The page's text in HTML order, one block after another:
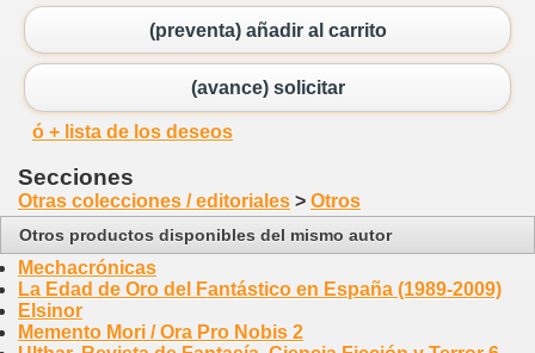
(preventa) añadir al carrito
(avance) solicitar
ó + lista de los deseos
Secciones
Otras colecciones / editoriales > Otros
Otros productos disponibles del mismo autor
Mechacrónicas
La Edad de Oro del Fantástico en España (1989-2009)
Elsinor
Memento Mori / Ora Pro Nobis 2